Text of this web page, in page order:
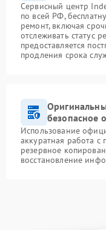
Сервисный центр
по всей РФ,
ремонт, включая
отслеживать статус
предоставляется
продления срока
безопасное
Использование
аккуратная работа с
резервное
восстановление